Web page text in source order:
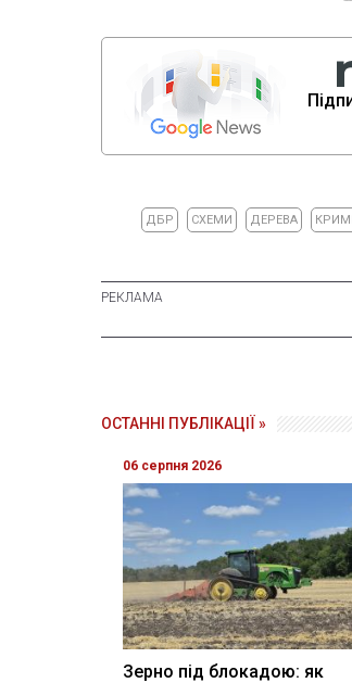
ДБР СХЕМИ ДЕРЕВА
ОСТАННІ ПУБЛІКАЦІЇ »
06 серпня 2026
Зерно під блокадою: як